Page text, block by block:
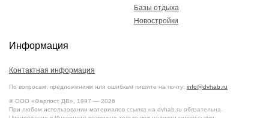
Базы отдыха
Новостройки
Информация
Контактная информация
По вопросам, предложениям или ошибкам пишите на почту: info@dvhab.ru
© ООО «Фарпост ДВ», 1997 — 2026
При любом использовании материалов ссылка на dvhab.ru обязательна.